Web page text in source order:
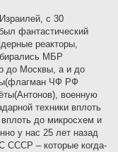
с 30
фантастический
реакторы,
МБР
до Москвы, а и до
ЧФ РФ
военную
техники вплоть
до микросхем и
у нас 25 лет назад
СССР – которые когда-